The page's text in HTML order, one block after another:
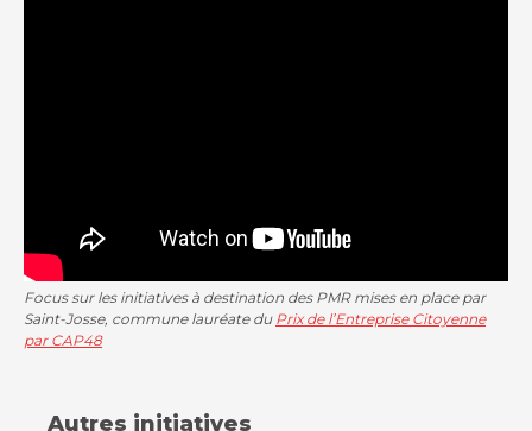
Focus sur les initiatives à destination des PMR mises en place par
Saint-Josse, commune lauréate du Prix de l’Entreprise Citoyenne
par CAP48
Autres initiatives